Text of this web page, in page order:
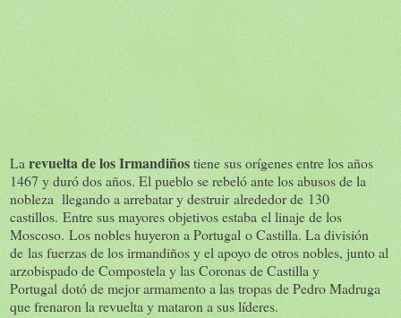
La revuelta de los Irmandiñostiene sus orígenes entre los años
1467 y duró dos años. El pueblo se rebeló ante los abusos de la
nobleza llegando a arrebatar y destruir alrededor de 130
castillos. Entre sus mayores objetivos estaba el linaje de los
Moscoso. Los nobles huyeron a Portugal o Castilla. La división
de las fuerzas de los irmandiños y el apoyo de otros nobles, junto al
arzobispado de Compostela y las Coronas de Castilla y
Portugal dotó de mejor armamento a las tropas de Pedro Madruga
que frenaron la revuelta y mataron a sus líderes.